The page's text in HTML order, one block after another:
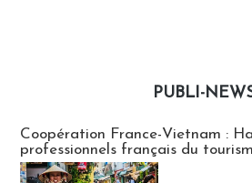
PUBLI-
Coopération France-Vietnam :
professionnels français du